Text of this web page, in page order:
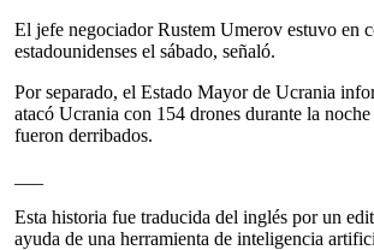
El jefe negociador Rustem Umerov estuvo en
estadounidenses el sábado, señaló.
Por separado, el Estado Mayor de Ucrania
atacó Ucrania con 154 drones durante la
fueron derribados.
Esta historia fue traducida del inglés por un
ayuda de una herramienta de inteligencia